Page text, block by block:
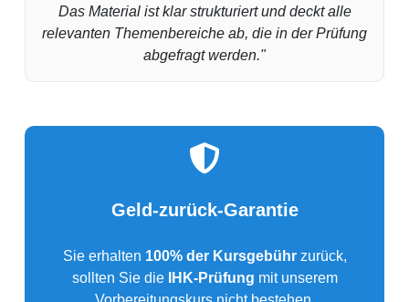
Das Material ist klar strukturiert und deckt alle
relevanten Themenbereiche ab, die in der Prüfung
abgefragt werden."
Geld-zurück-Garantie
Sie erhalten 100% der Kursgebührzurück,
sollten Sie die
IHK-Prüfung mit unserem